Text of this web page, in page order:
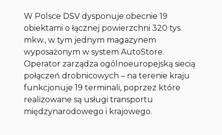
W Polsce DSV dysponuje obecnie 19
obiektami o łącznej powierzchni 320 tys.
mkw., w tym jednym magazynem
wyposażonym w system AutoStore.
Operator zarządza ogólnoeuropejską siecią
połączeń drobnicowych – na terenie kraju
funkcjonuje 19 terminali, poprzez które
realizowane są usługi transportu
międzynarodowego i krajowego.